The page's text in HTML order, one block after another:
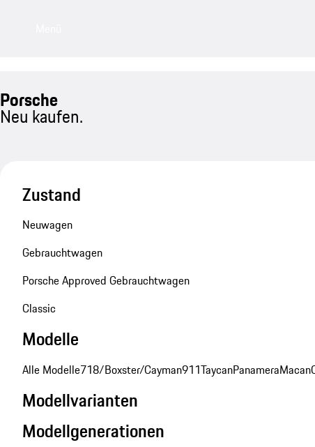
Porsche
Neu kaufen.
Zustand
Neuwagen
Gebrauchtwagen
Porsche Approved Gebrauchtwagen
Classic
Modelle
Alle Modelle718/Boxster/Cayman911TaycanPanameraMacan
Modellvarianten
Modellgenerationen